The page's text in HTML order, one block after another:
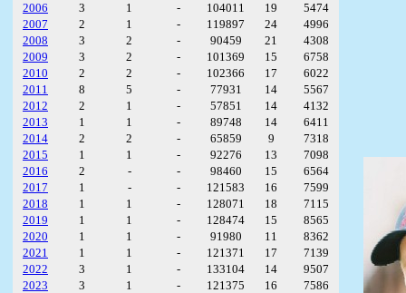
2006
3 1 - 104011 19
5474
2007
2 1 - 119897 24
4996
2008
3 2 - 90459 21
4308
2009
3 2 - 101369 15
6758
2010
2 2 - 102366 17
6022
2011
8 5 - 77931 14
5567
2012
2 1 - 57851 14
4132
2013
1 1 - 89748 14
6411
2014
2 2 - 65859 9
7318
2015
1 1 - 92276 13
7098
2016
2 - - 98460 15
6564
2017
1 - - 121583 16
7599
2018
1 1 - 128071 18
7115
2019
1 1 - 128474 15
8565
2020
1 1 - 91980 11
8362
2021
1 1 - 121371 17
7139
2022
3 1 - 133104 14
9507
2023
3 1 - 121375 16
7586